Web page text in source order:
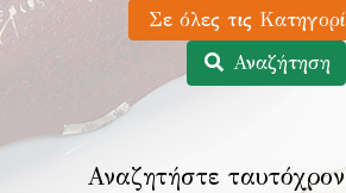
Αναζήτηση
Αναζητήστε